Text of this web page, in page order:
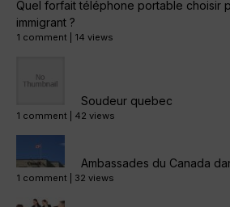
Quel forfait téléphone portable choisir
immigrant ?
1 comment 14 views
Soudeur quebec
1 comment 42 views
Ambassades du Canada
1 comment 32 views